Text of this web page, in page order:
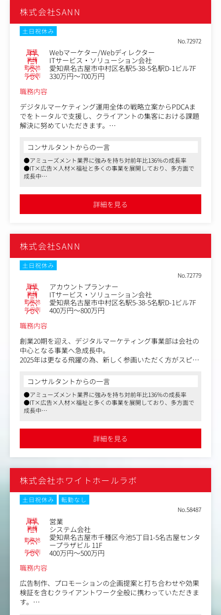
を行います。
契約を頂いた後はサポートチームが導入支援からアフター
フォローまで行うので、営業は商談に注力できます。
［営業先］
製品の導入先は、社員数1000名以下の規模の法人企業で中
心で、メーカー・不動産等々幅広い業界を担当いただきま
す。商談の窓口となる方は、経理担当者や情報システム担
当になります。
【例2】パートナーセールス（代理店担当）
パートナー企業個社ごとに提案方法を企画し販売支援施策
の策定を行います。担当のパートナー企業がよりラクス製
企業を導き、顧客への訪問、提案、クロージングまで行い
ます。
［パートナーとなる企業］
主にクレジットカード会社、銀行、BPO企業、販社が中心
です。
※従事すべき業務の変更の範囲：会社の定める業務
・代理店営業
＜扱うサービス＞
楽楽精算、楽楽明細、楽楽勤怠、楽楽販売、メールディー
ラーなど
株式会社SANN
土日祝休み
No.72972
職種 Webマーケター/Webディレクター
業種 ITサービス・ソリューション会社
勤務地 愛知県名古屋市中村区名駅5-38-5名駅D-1ビル7F
年収例
330万円～700万円
職務内容
デジタルマーケティング運用全体の戦略立案からPDCAま
でをトータルで支援し、クライアントの集客における課題
解決に努めていただきます。
ただき、少しづつ担当領域を拡大させていきます。
＜具体的には＞
・デジタルマーケティング運用の戦略立案・KPI設計（営
業担当と連携）
・Web広告の配信設計、運用
・レポーティング、改善提案（営業担当と連携）など
用について、Webマーケターとして携わっていただきま
す。
【仕事内容（変更の範囲）】会社の定める業務
コンサルタントからの一言
●アミューズメント業界に強みを持ち対前年比136％の成長率
●IT×広告×人材×福祉と多くの事業を展開しており、多方面で
成長中
詳細を見る
株式会社SANN
土日祝休み
No.72779
職種 アカウントプランナー
業種 ITサービス・ソリューション会社
勤務地 愛知県名古屋市中村区名駅5-38-5名駅D-1ビル7F
年収例
400万円～800万円
職務内容
創業20期を迎え、デジタルマーケティング事業部は会社の
中心となる事業へ急成長中。
2025年は更なる飛躍の為、新しく参画いただく方がスピー
当社は、包括的なデジタルマーケティング支援をクライア
ントへ提供する企業目指しています。
大手企業のWEB広告アカウントプランナーは「Googleだ
個人が身に着けられるスキルセットの薄くなる傾向にあり
主要媒体を網羅し（Google（YouTube）/Yahoo!/LINE/X/In
stagram/Facebook等）、
それらを複合的にプランニングすることで、クライアント
仕事内容としても
・顧客のリード獲得
・クライアントの課題分析
・広告戦略の設計
・メディアプランニング
・チーム連携
・新しい広告トレンドやツールの活用
コンサルタントからの一言
●アミューズメント業界に強みを持ち対前年比136％の成長率
●IT×広告×人材×福祉と多くの事業を展開しており、多方面で
成長中
詳細を見る
株式会社ホワイトホールラボ
土日祝休み
転勤なし
No.58487
職種 営業
業種 システム会社
勤務地
愛知県名古屋市千種区今池5丁目1-5名古屋センタ
ープラザビル 11F
年収例
400万円～500万円
職務内容
広告制作、プロモーションの企画提案と打ち合わせや効果
検証を含むクライアントワーク全般に携わっていただきま
す。